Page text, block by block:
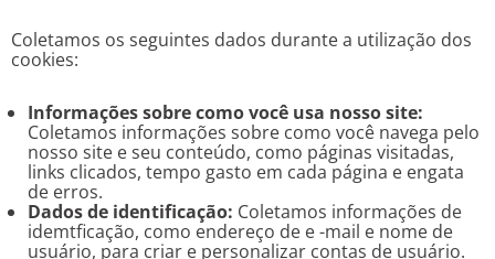
Coletamos os seguintes dados durante a utilização dos
cookies:
Informações sobre como você usa nosso site:
Coletamos informações sobre como você navega pelo
nosso site e seu conteúdo, como páginas visitadas,
links clicados, tempo gasto em cada página e engata
de erros.
Dados de identificação: Coletamos informações de
idemtficação, como endereço de e -mail e nome de
usuário, para criar e personalizar contas de usuário.